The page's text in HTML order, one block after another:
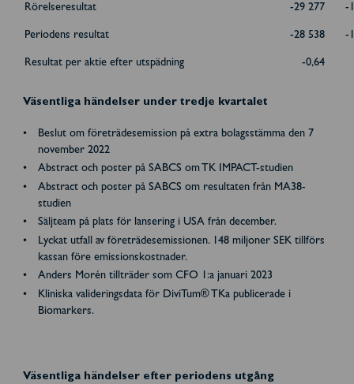
Rörelseresultat -29 277 -
Periodens resultat -28 538 -
Resultat per aktie efter utspädning -0,64
Väsentliga händelser under tredje kvartalet
Beslut om företrädesemission på extra bolagsstämma den 7
november 2022
Abstract och poster på SABCS om TK IMPACT-studien
Abstract och poster på SABCS om resultaten från MA38-
studien
Säljteam på plats för lansering i USA från december.
Lyckat utfall av företrädesemissionen. 148 miljoner SEK tillförs
kassan före emissionskostnader.
Anders Morén tillträder som CFO 1:a januari 2023
Kliniska valideringsdata för DiviTum® TKa publicerade i
Biomarkers.
Väsentliga händelser efter periodens utgång